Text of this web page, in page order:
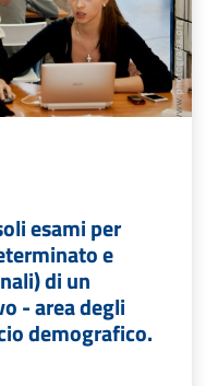
esami per
e
di un
- area degli
demografico.